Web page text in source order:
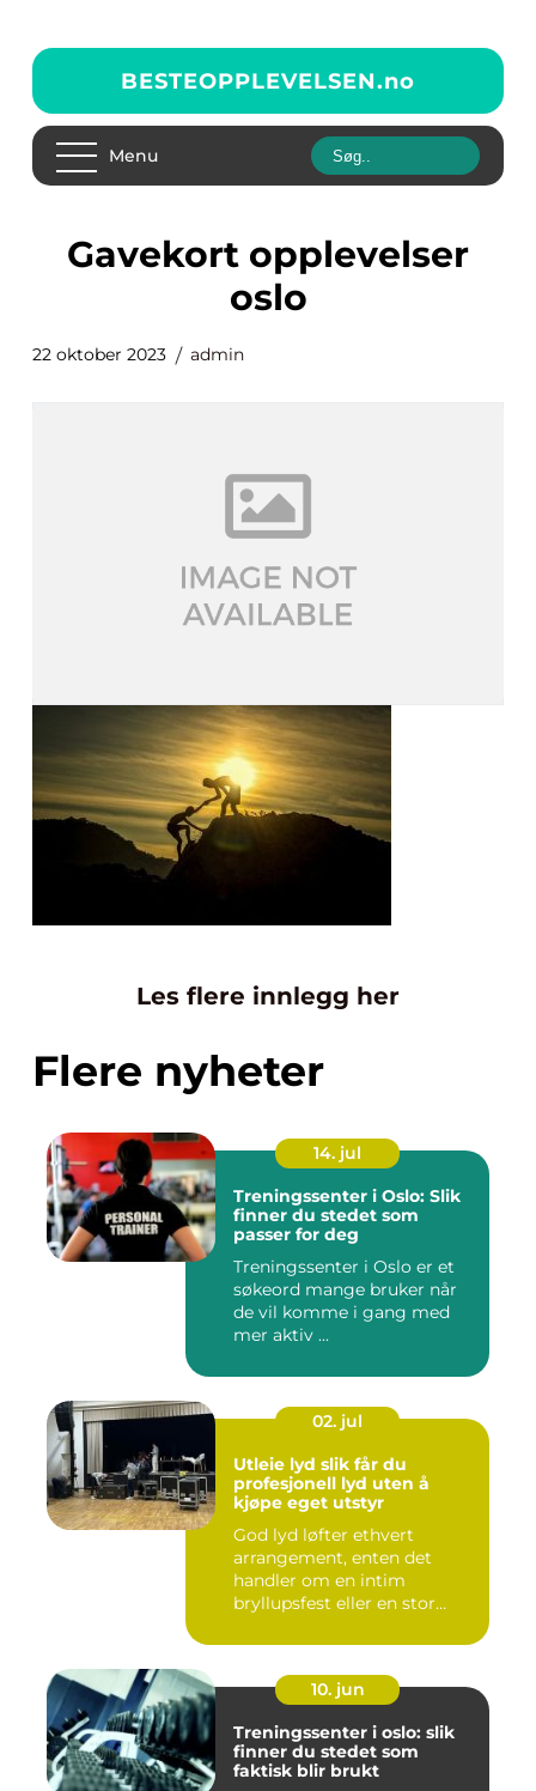
BESTEOPPLEVELSEN.no
Menu
gavekort opplevelser
oslo
22 oktober 2023 admin
Les flere innlegg her
Flere nyheter
14. jul
Treningssenter i Oslo: Slik
finner du stedet som
passer for deg
Treningssenter i Oslo er et
søkeord mange bruker når
de vil komme i gang med
mer aktiv ...
02. jul
Utleie lyd slik får du
profesjonell lyd uten å
kjøpe eget utstyr
God lyd løfter ethvert
arrangement, enten det
handler om en intim
bryllupsfest eller en stor
10. jun
Treningssenter i oslo: slik
finner du stedet som
faktisk blir brukt